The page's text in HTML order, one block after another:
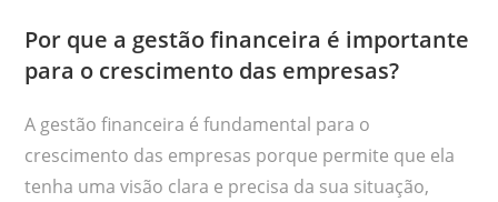
Por que a gestão financeira é importante
para o crescimento das empresas?
A gestão financeira é fundamental para o
crescimento das empresas porque permite que ela
tenha uma visão clara e precisa da sua situação,